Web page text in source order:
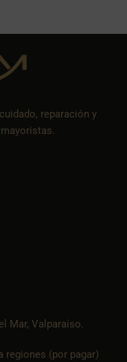
reparación y
Mar, Valparaíso.
regiones (por pagar)